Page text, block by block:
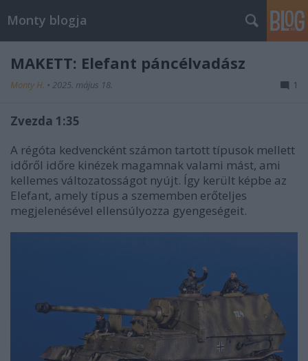
Monty blogja
MAKETT: Elefant páncélvadász
Monty H. • 2025. május 18. 1
Zvezda 1:35
A régóta kedvencként számon tartott típusok mellett
időről időre kinézek magamnak valami mást, ami
kellemes változatosságot nyújt. Így került képbe az
Elefant, amely típus a szememben erőteljes
megjelenésével ellensúlyozza gyengeségeit.